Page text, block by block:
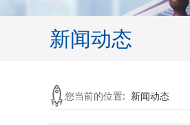
新闻动态
您当前的位置: 新闻动态